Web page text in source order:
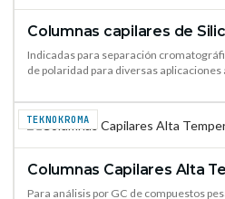
Columnas capilares de
Indicadas para separación
de polaridad para diversas aplicaciones
TEKNOKROMA
Columnas Capilares Alta
Para análisis por GC de compuestos